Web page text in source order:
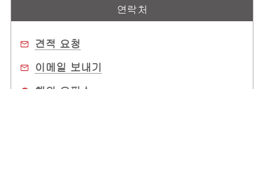
연락처
견적 요청
이메일 보내기
해외 오피스